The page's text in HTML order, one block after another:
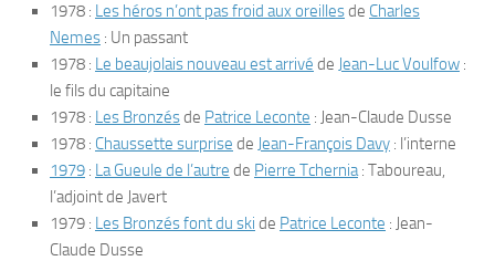
1978 : Les héros n’ont pas froid aux oreillesde Charles
Nemes : Un passant
1978 : Le beaujolais nouveau est arrivé de Jean-Luc Voulfow :
le fils du capitaine
1978 : Les Bronzésde Patrice Leconte : Jean-Claude Dusse
1978 : Chaussette surprise de Jean-François Davy : l’interne
1979 : La Gueule de l’autre de Pierre Tchernia: Taboureau,
l’adjoint de Javert
1979 : Les Bronzés font du ski de Patrice Leconte : Jean-
Claude Dusse